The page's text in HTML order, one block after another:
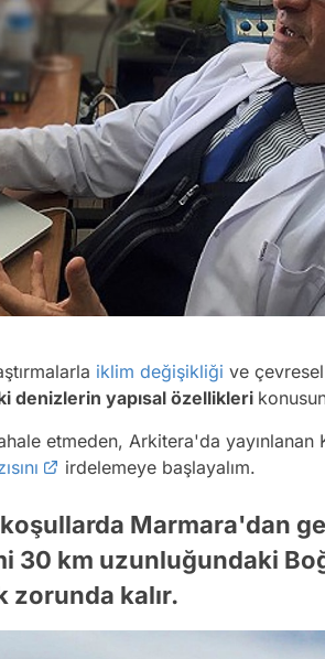
iklim değişikliği ve
denizlerin yapısal özellikleri
etmeden, Arkitera'da yayınlanan
irdelemeye başlayalım.
Marmara'dan
30 km uzunluğundaki
zorunda kalır.